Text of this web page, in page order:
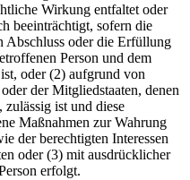
Wirkung entfaltet oder
beeinträchtigt, sofern die
Abschluss oder die Erfüllung
Person und dem
oder (2) aufgrund von
der Mitgliedstaaten, denen
ist und diese
Maßnahmen zur Wahrung
der berechtigten Interessen
oder (3) mit ausdrücklicher
erfolgt.